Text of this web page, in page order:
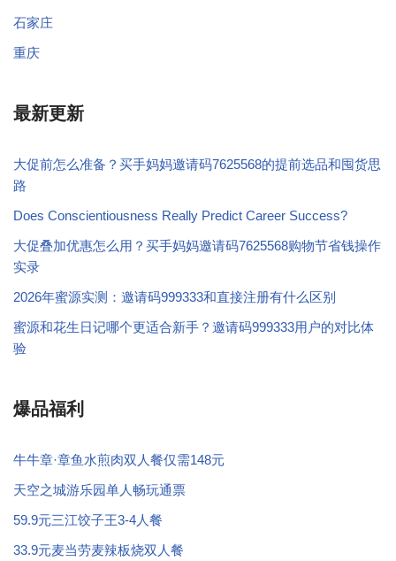
石家庄
重庆
最新更新
大促前怎么准备？买手妈妈邀请码7625568的提前选品和囤货思
路
Does Conscientiousness Really Predict Career Success?
大促叠加优惠怎么用？买手妈妈邀请码7625568购物节省钱操作
实录
2026年蜜源实测：邀请码999333和直接注册有什么区别
蜜源和花生日记哪个更适合新手？邀请码999333用户的对比体
验
爆品福利
牛牛章·章鱼水煎肉双人餐仅需148元
天空之城游乐园单人畅玩通票
59.9元三江饺子王3-4人餐
33.9元麦当劳麦辣板烧双人餐